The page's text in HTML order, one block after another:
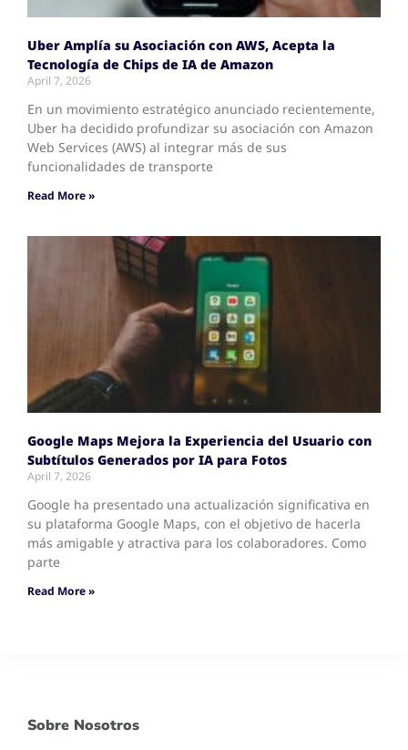
Uber Amplía su Asociación con AWS, Acepta la
Tecnología de Chips de IA de Amazon
April 7, 2026
En un movimiento estratégico anunciado recientemente,
Uber ha decidido profundizar su asociación con Amazon
Web Services (AWS) al integrar más de sus
funcionalidades de transporte
Read More »
Google Maps Mejora la Experiencia del Usuario con
Subtítulos Generados por IA para Fotos
April 7, 2026
Google ha presentado una actualización significativa en
su plataforma Google Maps, con el objetivo de hacerla
más amigable y atractiva para los colaboradores. Como
parte
Read More »
Sobre Nosotros